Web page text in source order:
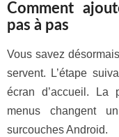
Comment
pas à pas
Vous savez
servent. L’étape
écran d’accueil. La
menus changent
surcouches Android.